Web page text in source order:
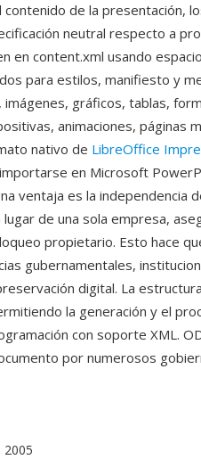
de la presentación,
neutral respecto a
en content.xml usando
para estilos, manifiesto y
gráficos, tablas,
animaciones, páginas
nativo de LibreOffice
en Microsoft
ventaja es la
de una sola empresa,
propietario. Esto hace
gubernamentales,
digital. La
la generación y el
con soporte XML.
por numerosos
2005